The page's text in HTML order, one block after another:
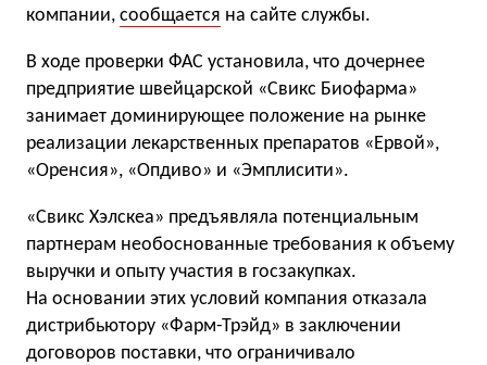
компании, сообщается на сайте службы.
В ходе проверки ФАС установила, что дочернее
предприятие швейцарской «Свикс Биофарма»
занимает доминирующее положение на рынке
реализации лекарственных препаратов «Ервой»,
«Оренсия», «Опдиво» и «Эмплисити».
«Свикс Хэлскеа» предъявляла потенциальным
партнерам необоснованные требования к объему
выручки и опыту участия в госзакупках.
На основании этих условий компания отказала
дистрибьютору «Фарм-Трэйд» в заключении
договоров поставки, что ограничивало